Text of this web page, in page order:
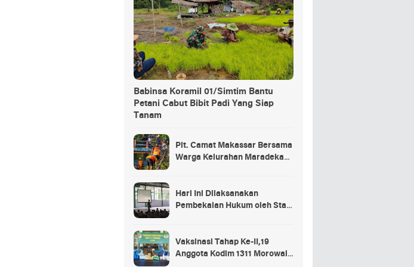
Babinsa Koramil 01/Simtim Bantu
Petani Cabut Bibit Padi Yang Siap
Tanam
Plt. Camat Makassar Bersama
Warga Kelurahan Maradekaya
Hari Ini Dilaksanakan
Pembekalan Hukum oleh Staf
Kostrad
Vaksinasi Tahap Ke-II,19
Anggota Kodim 1311 Morowali